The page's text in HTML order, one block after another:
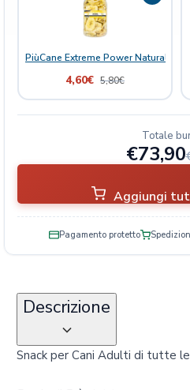
-
n
a
n
a
G
u
t
n
e
PiùCane Extreme Power Natural
4,60€ 5,80€
Totale
€73,90
Aggiungi
Pagamento protetto
Descrizione
Snack per Cani Adulti di tutte